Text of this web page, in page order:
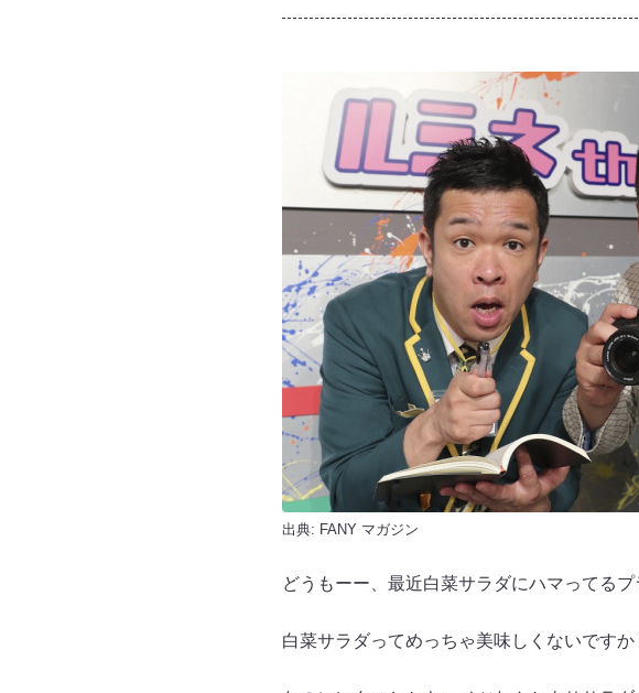
出典: FANY マガジン
どうもーー、最近白菜サラダにハマってるプ
白菜サラダってめっちゃ美味しくないですか